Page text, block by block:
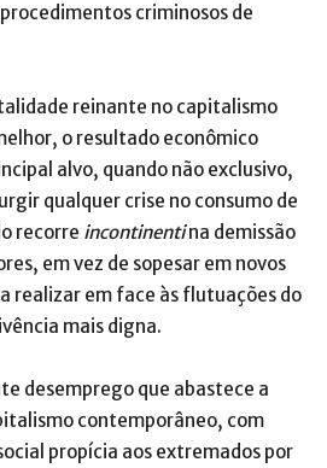
criminosos de
reinante no capitalismo
o resultado econômico
alvo, quando não exclusivo,
qualquer crise no consumo de
recorre incontinentina demissão
em vez de sopesar em novos
realizar em face às flutuações do
mais digna.
desemprego que abastece a
contemporâneo, com
propícia aos extremados por